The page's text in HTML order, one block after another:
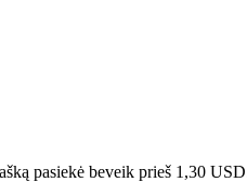
pasiekė beveik prieš 1,30